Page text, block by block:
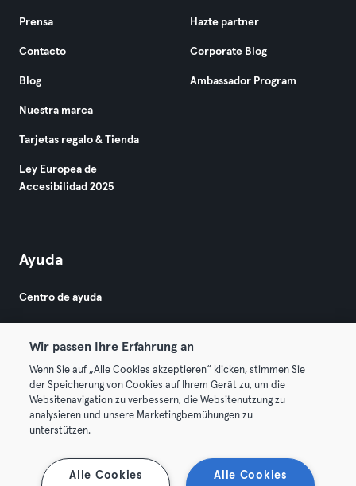
Prensa
Contacto
Blog
Nuestra marca
Tarjetas regalo & Tienda
Ley Europea de
Accesibilidad 2025
Hazte partner
Corporate Blog
Ambassador Program
Ayuda
Centro de ayuda
© 2026 Urban Sports Group GmbH. All rights reserved.
Términos y condiciones
Rescindir contratos aquí Desistir de contratos aquí
Wir passen Ihre Erfahrung an
Wenn Sie auf „Alle Cookies akzeptieren“ klicken, stimmen Sie
der Speicherung von Cookies auf Ihrem Gerät zu, um die
Websitenavigation zu verbessern, die Websitenutzung zu
analysieren und unsere Marketingbemühungen zu
unterstützen.
Alle Cookies
Alle Cookies